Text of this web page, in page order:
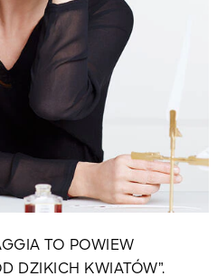
TO POWIEW
DZIKICH KWIATÓW”.